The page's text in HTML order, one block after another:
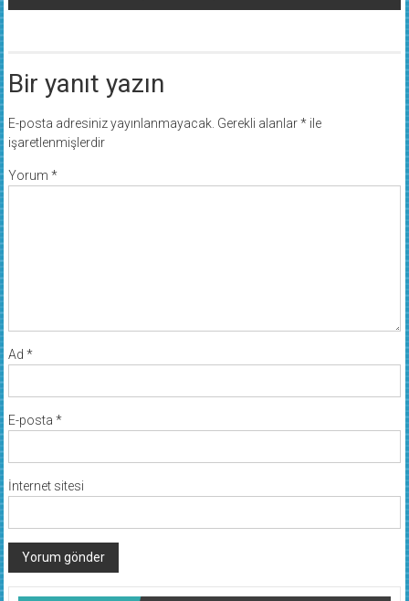
Bir yanıt yazın
E-posta adresiniz yayınlanmayacak. Gerekli alanlar*ile
işaretlenmişlerdir
Yorum *
Ad *
E-posta *
İnternet sitesi